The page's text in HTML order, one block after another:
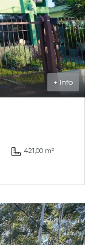
+ Info
421,00 m²